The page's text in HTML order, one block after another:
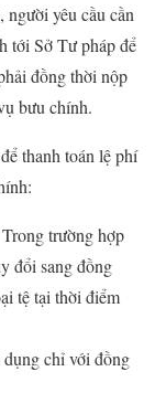
yêu cầu cần
tới Sở Tư pháp để
đồng thời nộp
bưu chính.
thanh toán lệ phí
trường hợp
đổi sang đồng
tệ tại thời điểm
chỉ với đồng